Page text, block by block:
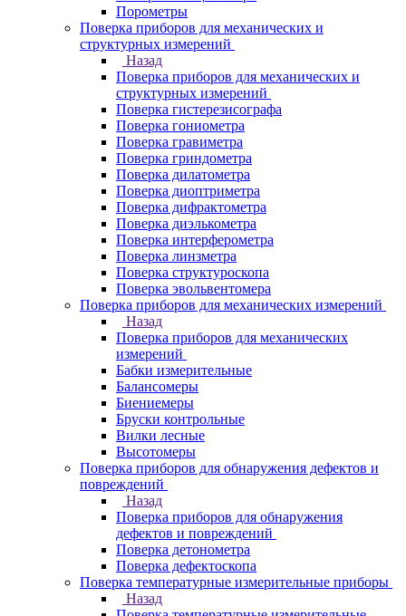
Порометры
Поверка приборов для механических и
структурных измерений
Назад
Поверка приборов для механических и
структурных измерений
Поверка гистерезисографа
Поверка гониометра
Поверка гравиметра
Поверка гриндометра
Поверка дилатометра
Поверка диоптриметра
Поверка дифрактометра
Поверка диэлькометра
Поверка интерферометра
Поверка линзметра
Поверка структуроскопа
Поверка эвольвентомера
Поверка приборов для механических измерений
Назад
Поверка приборов для механических
измерений
Бабки измерительные
Балансомеры
Биениемеры
Бруски контрольные
Вилки лесные
Высотомеры
Поверка приборов для обнаружения дефектов и
повреждений
Назад
Поверка приборов для обнаружения
дефектов и повреждений
Поверка детонометра
Поверка дефектоскопа
Поверка температурные измерительные приборы
Назад